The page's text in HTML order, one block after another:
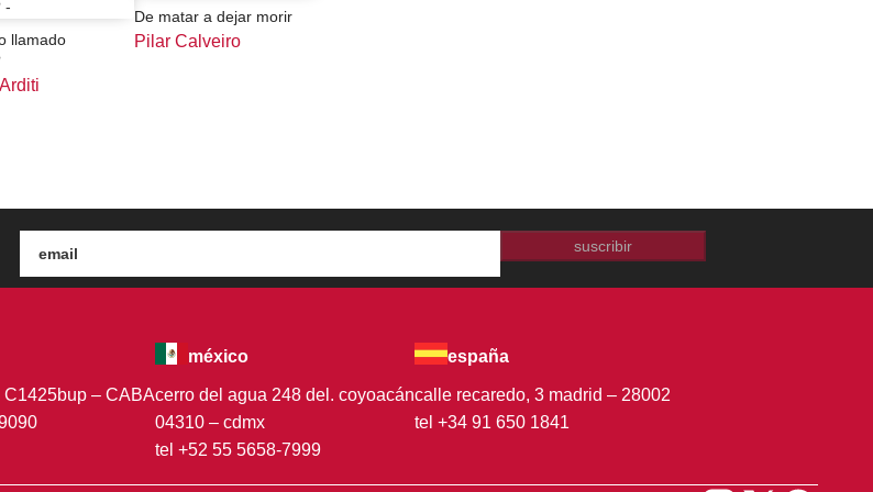
llamado
De matar a dejar morir
Pilar Calveiro
suscribir
– CABA
méxico
cerro del agua 248 del. coyoacán
04310 – cdmx
tel +52 55 5658-7999
españa
calle recaredo, 3 madrid – 28002
tel +34 91 650 1841